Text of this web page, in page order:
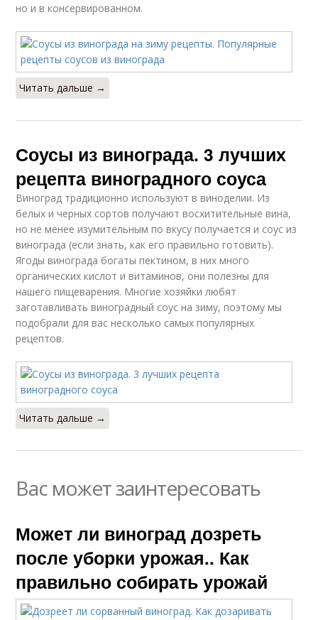
но и в консервированном.
Читать дальше →
Соусы из винограда. 3 лучших
рецепта виноградного соуса
Виноград традиционно используют в виноделии. Из
белых и черных сортов получают восхитительные вина,
но не менее изумительным по вкусу получается и соус из
винограда (если знать, как его правильно готовить).
Ягоды винограда богаты пектином, в них много
органических кислот и витаминов, они полезны для
нашего пищеварения. Многие хозяйки любят
заготавливать виноградный соус на зиму, поэтому мы
подобрали для вас несколько самых популярных
рецептов.
Читать дальше →
Вас может заинтересовать
Может ли виноград дозреть
после уборки урожая.. Как
правильно собирать урожай